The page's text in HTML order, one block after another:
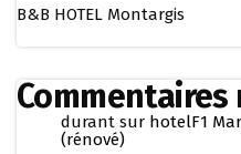
B&B HOTEL Montargis
Commentaires
durant sur hotelF1
(rénové)